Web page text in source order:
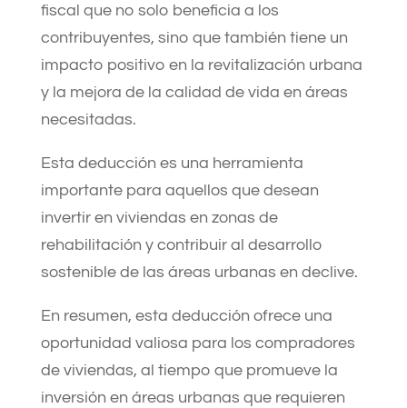
fiscal que no solo beneficia a los
contribuyentes, sino que también tiene un
impacto positivo en la revitalización urbana
y la mejora de la calidad de vida en áreas
necesitadas.
Esta deducción es una herramienta
importante para aquellos que desean
invertir en viviendas en zonas de
rehabilitación y contribuir al desarrollo
sostenible de las áreas urbanas en declive.
En resumen, esta deducción ofrece una
oportunidad valiosa para los compradores
de viviendas, al tiempo que promueve la
inversión en áreas urbanas que requieren